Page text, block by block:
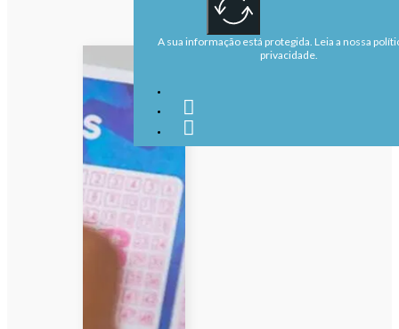
A sua informação está protegida. Leia a nossa
privacidade.